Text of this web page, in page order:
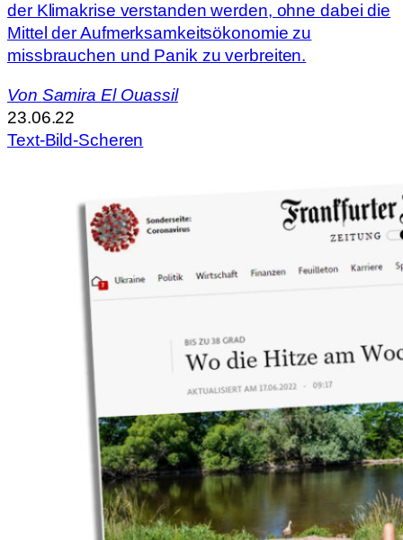
der Klimakrise verstanden werden, ohne dabei die
Mittel der Aufmerksamkeitsökonomie zu
missbrauchen und Panik zu verbreiten.
Von Samira El Ouassil
23.06.22
Text-Bild-Scheren